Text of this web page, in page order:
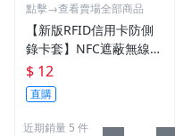
點擊→查看賣場全部商品
【新版RFID信用卡防側
錄卡套】NFC遮蔽無線訊
號防掃描消磁信用卡測防
盜刷防竊資銀行卡片保護
晶片感應卡長短皮夾男女
錢包用
$ 12
直購
近期銷量 5 件